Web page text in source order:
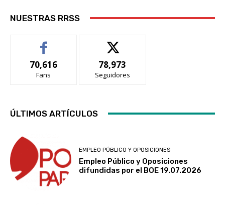
NUESTRAS RRSS
70,616
Fans
78,973
Seguidores
ÚLTIMOS ARTÍCULOS
EMPLEO PÚBLICO Y OPOSICIONES
Empleo Público y Oposiciones
difundidas por el BOE 19.07.2026